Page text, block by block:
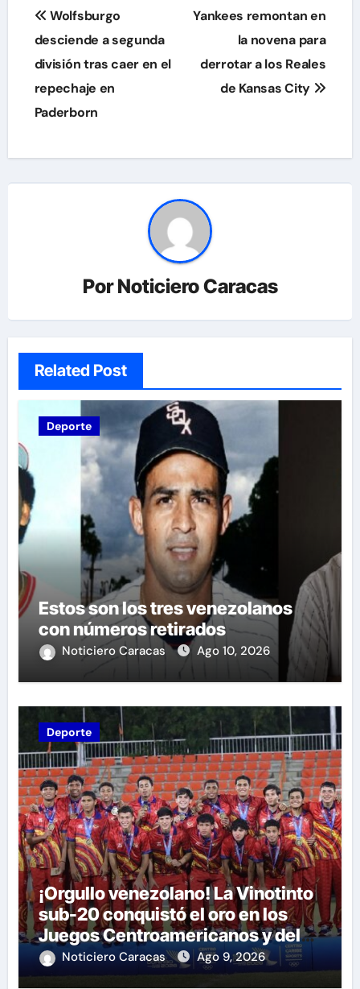
Navegación
de
entradas
Wolfsburgo
desciende a segunda
división tras caer en el
repechaje en
Paderborn
Yankees remontan en
la novena para
derrotar a los Reales
de Kansas City
PorNoticiero Caracas
Related Post
Deporte
Estos son los tres venezolanos
con números retirados
Noticiero Caracas Ago 10, 2026
Deporte
¡Orgullo venezolano! La Vinotinto
sub-20 conquistó el oro en los
Juegos Centroamericanos y del
Caribe tras unos dramáticos
penales
Noticiero Caracas Ago 9, 2026